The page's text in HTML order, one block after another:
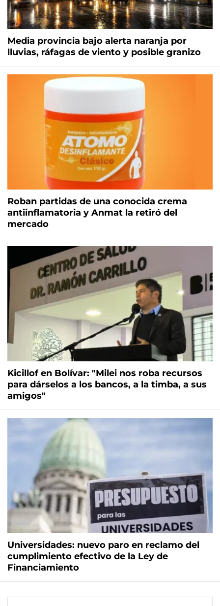
Media provincia bajo alerta naranja por
lluvias, ráfagas de viento y posible granizo
Roban partidas de una conocida crema
antiinflamatoria y Anmat la retiró del
mercado
Kicillof en Bolívar: "Milei nos roba recursos
para dárselos a los bancos, a la timba, a sus
amigos"
Universidades: nuevo paro en reclamo del
cumplimiento efectivo de la Ley de
Financiamiento